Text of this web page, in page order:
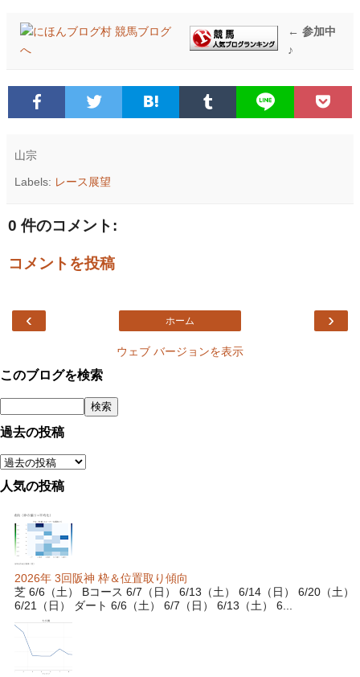
← 参加中
♪
山宗
Labels: レース展望
0 件のコメント:
コメントを投稿
‹ ›
ホーム
ウェブ バージョンを表示
このブログを検索
過去の投稿
人気の投稿
2026年 3回阪神 枠＆位置取り傾向
芝 6/6（土） Bコース 6/7（日） 6/13（土） 6/14（日） 6/20（土）
6/21（日） ダート 6/6（土） 6/7（日） 6/13（土） 6...